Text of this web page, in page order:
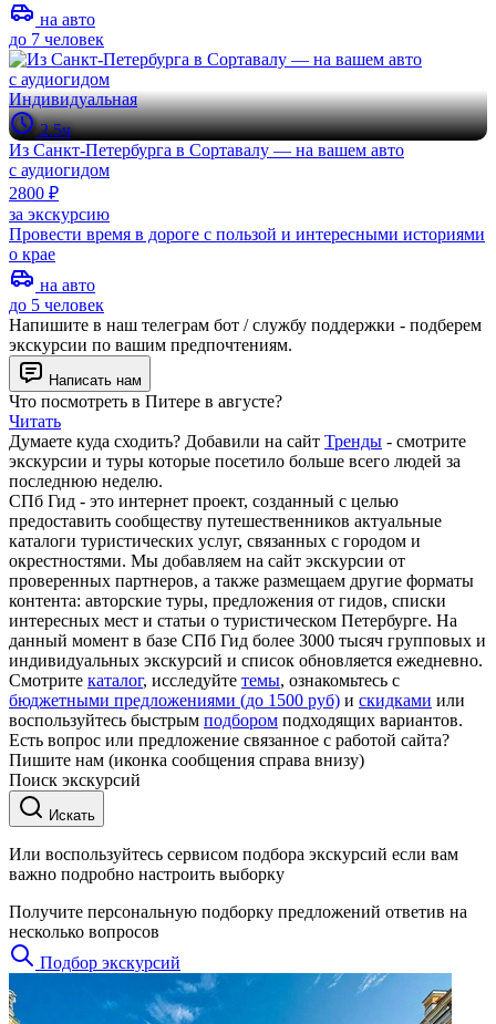
на авто
до 7 человек
Индивидуальная
2.5ч
Из Санкт-Петербурга в Сортавалу — на вашем авто
с аудиогидом
2800 ₽
за экскурсию
Провести время в дороге с пользой и интересными историями
о крае
на авто
до 5 человек
Напишите в наш телеграм бот / службу поддержки - подберем
экскурсии по вашим предпочтениям.
Написать нам
Что посмотреть в Питере в августе?
Читать
Думаете куда сходить? Добавили на сайт Тренды - смотрите
экскурсии и туры которые посетило больше всего людей за
последнюю неделю.
СПб Гид - это интернет проект, созданный с целью
предоставить сообществу путешественников актуальные
каталоги туристических услуг, связанных с городом и
окрестностями. Мы добавляем на сайт экскурсии от
проверенных партнеров, а также размещаем другие форматы
контента: авторские туры, предложения от гидов, списки
интересных мест и статьи о туристическом Петербурге. На
данный момент в базе СПб Гид более 3000 тысяч групповых и
индивидуальных экскурсий и список обновляется ежедневно.
Смотрите каталог, исследуйте темы, ознакомьтесь с
бюджетными предложениями (до 1500 руб) и скидками или
воспользуйтесь быстрым подбором подходящих вариантов.
Есть вопрос или предложение связанное с работой сайта?
Пишите нам (иконка сообщения справа внизу)
Поиск экскурсий
Искать
Или воспользуйтесь сервисом подбора экскурсий если вам
важно подробно настроить выборку
Получите персональную подборку предложений ответив на
несколько вопросов
Подбор экскурсий